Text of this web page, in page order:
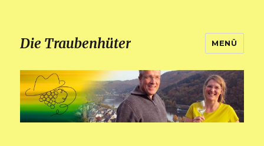
Die Traubenhüter MENÜ